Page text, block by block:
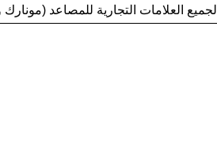
لجميع العلامات التجارية للمصاعد